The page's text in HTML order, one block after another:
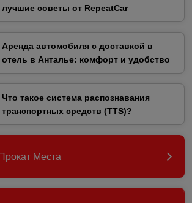
лучшие советы от RepeatCar
Аренда автомобиля с доставкой в
отель в Анталье: комфорт и удобство
Что такое система распознавания
транспортных средств (TTS)?
Места